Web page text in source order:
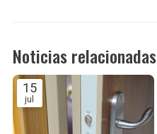
Noticias relacionadas
15
jul